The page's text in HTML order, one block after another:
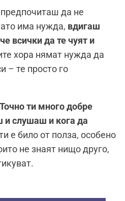
да не
има нужда, вдигаш
всички да те чуят и
хора нямат нужда да
– те просто го
Точно ти много добре
слушаш и кога да
е било от полза, особено
не знаят нищо друго,